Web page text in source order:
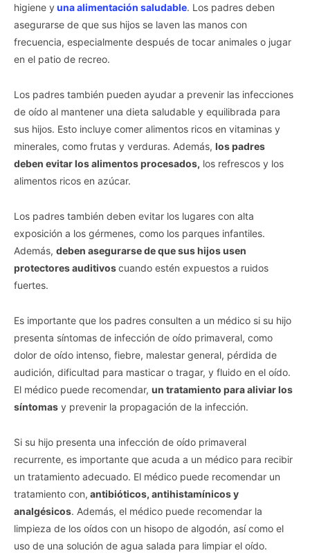
higiene y una alimentación saludable. Los padres deben
asegurarse de que sus hijos se laven las manos con
frecuencia, especialmente después de tocar animales o jugar
en el patio de recreo.
Los padres también pueden ayudar a prevenir las infecciones
de oído al mantener una dieta saludable y equilibrada para
sus hijos. Esto incluye comer alimentos ricos en vitaminas y
minerales, como frutas y verduras. Además, los padres
deben evitar los alimentos procesados, los refrescos y los
alimentos ricos en azúcar.
Los padres también deben evitar los lugares con alta
exposición a los gérmenes, como los parques infantiles.
Además, deben asegurarse de que sus hijos usen
protectores auditivoscuando estén expuestos a ruidos
fuertes.
Es importante que los padres consulten a un médico si su hijo
presenta síntomas de infección de oído primaveral, como
dolor de oído intenso, fiebre, malestar general, pérdida de
audición, dificultad para masticar o tragar, y fluido en el oído.
El médico puede recomendar, un tratamiento para aliviar los
síntomas y prevenir la propagación de la infección.
Si su hijo presenta una infección de oído primaveral
recurrente, es importante que acuda a un médico para recibir
un tratamiento adecuado. El médico puede recomendar un
tratamiento con, antibióticos, antihistamínicos y
analgésicos. Además, el médico puede recomendar la
limpieza de los oídos con un hisopo de algodón, así como el
uso de una solución de agua salada para limpiar el oído.